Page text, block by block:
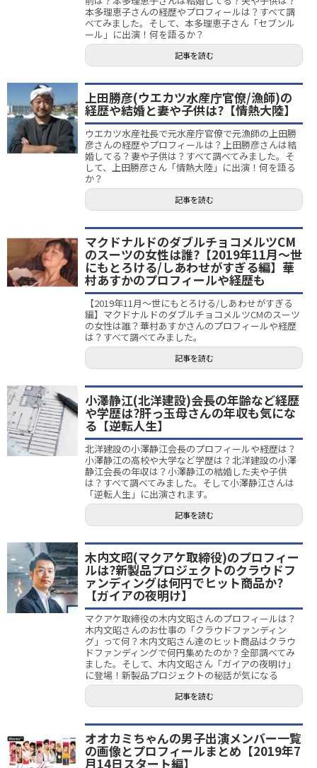
本多理恵子さんの経歴やプロフィールは？すべて調
べてみました。そして、本多理恵子さん「セブンル
ール」に出演！何を語るか？
記事を読む
上田勝彦(ウエカツ水産庁官僚/漁師)の
経歴や結婚と妻や子供は?【情熱大陸】
ウエカツ水産社長で元水産庁官僚で元漁師の上田勝
彦さんの経歴やプロフィールは？上田勝彦さんは結
婚してる？妻や子供は？すべて調べてみました。そ
して、上田勝彦さん「情熱大陸」に出演！何を語る
か？
記事を読む
マクドナルドのダブルチョコメルツCM
のスーツの女性は誰?【2019年11月～世
にもとろける/しあわせがすぎる編】華
村あすかのプロフィールや経歴も
【2019年11月～世にもとろける/しあわせがすぎる
編】マクドナルドのダブルチョコメルツCMのスーツ
の女性は誰？華村あすかさんのプロフィールや経歴
は？すべて調べてみました。
記事を読む
小澤静江(北洋建設)会長の年齢など経歴
や学歴は?肝っ玉母さんの年収も気にな
る【逆転人生】
北洋建設の小澤静江会長のプロフィールや経歴は？
小澤静江の高校や大学など学歴は？北洋建設の小澤
静江会長の年収は？小澤静江の結婚した夫や子供
は？すべて調べてみました。そして小澤静江さんは
「逆転人生」に出演されます。
記事を読む
木内文昭(マクアケ取締役)のプロフィー
ルは?新製品プロジェクトのクラウドフ
ァンディングは何円でヒット商品か?
【ガイアの夜明け】
マクアケ取締役の木内文昭さんのプロフィールは？
木内文昭さんのお仕事の「クラウドファンディン
グ」って何？木内文昭さん達のヒット商品はクラウ
ドファンディングで何円集めたのか？全部調べてみ
ました。そして、木内文昭さん「ガイアの夜明け」
に登場！新製品プロジェクトの秘話が気になる
記事を読む
オオカミちゃんの男子出演メンバー一覧
の画像とプロフィールまとめ【2019年7
月14日スタート編】